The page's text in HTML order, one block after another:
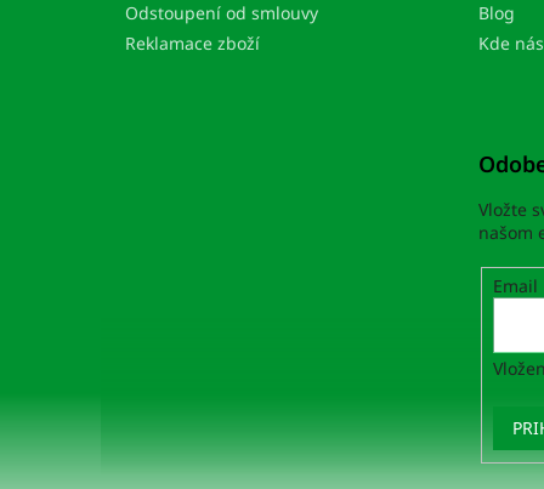
Odstoupení od smlouvy
Reklamace zboží
Blog
Kde
Vložte
našom
Email